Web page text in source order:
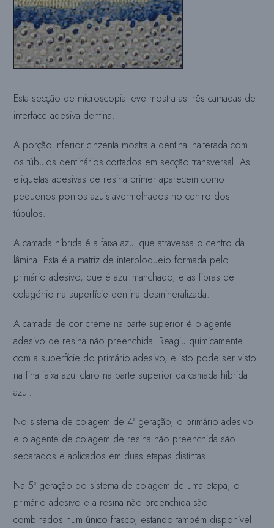
Esta secção de microscopia leve mostra as três camadas de
interface adesiva dentina.
A porção inferior cinzenta mostra a dentina inalterada com
os túbulos dentinários cortados em secção transversal. As
etiquetas adesivas de resina primer aparecem como
pequenos pontos azuis-avermelhados no centro dos
túbulos.
A camada híbrida é a faixa azul que atravessa o centro da
lâmina. Esta é a matriz de interbloqueio formada pelo
primário adesivo, que é azul manchado, e as fibras de
colagénio na superfície dentina desmineralizada.
A camada de cor creme na parte superior é o agente
adesivo de resina não preenchida. Reagiu quimicamente
com a superfície do primário adesivo, e isto pode ser visto
na fina faixa azul claro na parte superior da camada híbrida
azul.
No sistema de colagem de 4ª geração, o primário adesivo
e o agente de colagem de resina não preenchida são
separados e aplicados em duas etapas distintas.
Na 5ª geração do sistema de colagem de uma etapa, o
primário adesivo e a resina não preenchida são
combinados num único frasco, estando também disponível